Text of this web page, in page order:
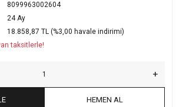
8099963002604
24 Ay
18.858,87 TL (%3,00 havale indirimi)
taksitlerle!
HEMEN AL